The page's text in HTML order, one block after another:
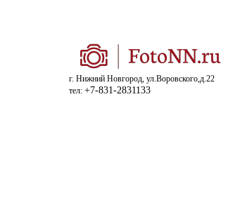
г. Нижний Новгород, ул.Воровского,д.22
тел: +7-831-2831133